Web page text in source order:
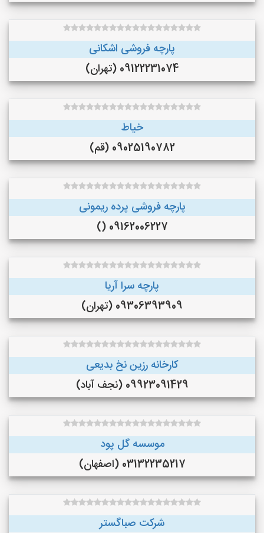
پارچه فروشی اشکانی
09122231074 (تهران)
خیاط
09025190782 (قم)
پارچه فروشی پرده ریمونی
09162006227 ()
پارچه سرا آریا
09306393909 (تهران)
کارخانه رزین نخ بدیعی
09923091429 (نجف‌ آباد)
موسسه گل پود
03132235217 (اصفهان)
شرکت صباگستر